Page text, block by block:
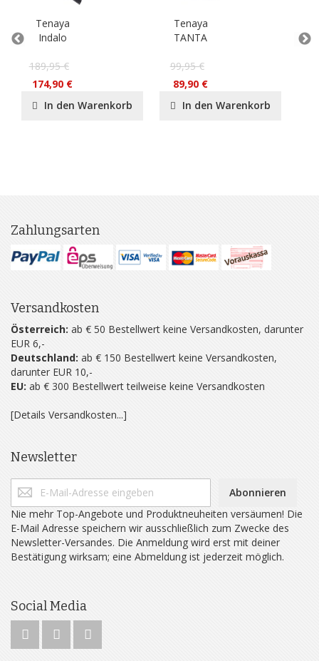
Tenaya
Indalo
189,95 €
174,90 €
In den Warenkorb
Tenaya
TANTA
99,95 €
89,90 €
In den Warenkorb
Zahlungsarten
Versandkosten
Österreich: ab € 50 Bestellwert keine Versandkosten, darunter
EUR 6,-
Deutschland: ab € 150 Bestellwert keine Versandkosten,
darunter EUR 10,-
EU: ab € 300 Bestellwert teilweise keine Versandkosten
[Details Versandkosten...]
Newsletter
Abonnieren
Nie mehr Top-Angebote und Produktneuheiten versäumen! Die
E-Mail Adresse speichern wir ausschließlich zum Zwecke des
Newsletter-Versandes. Die Anmeldung wird erst mit deiner
Bestätigung wirksam; eine Abmeldung ist jederzeit möglich.
Social Media